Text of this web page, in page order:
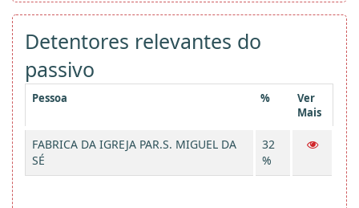
Detentores relevantes do
passivo
Pessoa %
Ver
Mais
FABRICA DA IGREJA PAR.S. MIGUEL DA
SÉ
32
%